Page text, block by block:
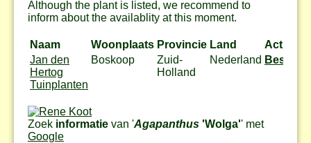
Although the plant is listed, we recommend to
inform about the availablity at this moment.
Naam Woonplaats Provincie Land
Actie
Jan den
Hertog
Tuinplanten
Boskoop
Zuid-
Holland
Nederland Bestel
Zoek informatie van 'Agapanthus 'Wolga'' met
Google